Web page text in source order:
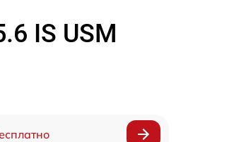
IS USM